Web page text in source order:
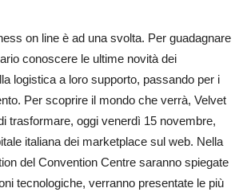
on line è ad una svolta. Per guadagnare
conoscere le ultime novità dei
logistica a loro supporto, passando per i
Per scoprire il mondo che verrà, Velvet
trasformare, oggi venerdì 15 novembre,
italiana dei marketplace sul web. Nella
del Convention Centre saranno spiegate
tecnologiche, verranno presentate le più